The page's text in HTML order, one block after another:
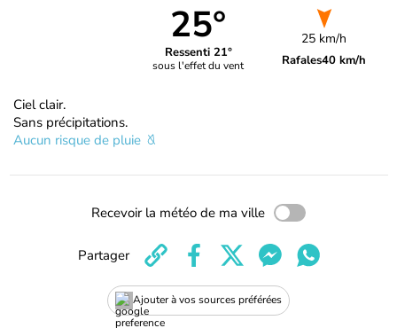
25°
Ressenti 21°
sous l'effet du vent
25 km/h
Rafales40 km/h
Ciel clair.
Sans précipitations.
Aucun risque de pluie
Recevoir la météo de ma ville
Ajouter à vos sources préférées
Partager